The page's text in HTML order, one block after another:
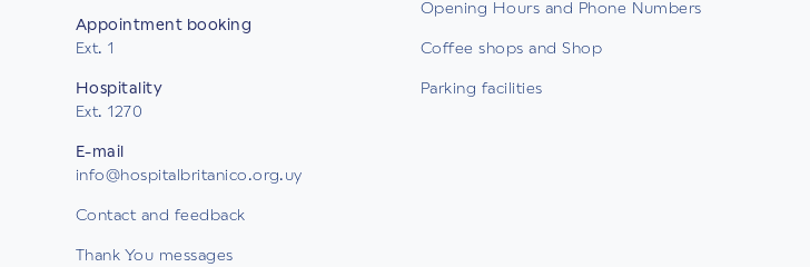
Appointment booking
Ext. 1
Hospitality
Ext. 1270
E-mail
info@hospitalbritanico.org.uy
Contact and feedback
Thank You messages
Opening Hours and Phone Numbers
Coffee shops and Shop
Parking facilities